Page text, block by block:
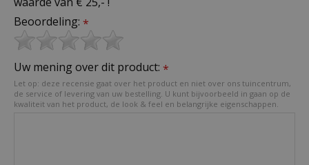
Beoordeling: *
Uw mening over dit product: *
Let op: deze recensie gaat over het product en niet over ons tuincentrum,
de service of levering van uw bestelling. U kunt bijvoorbeeld in gaan op de
kwaliteit van het product, de look & feel en belangrijke eigenschappen.